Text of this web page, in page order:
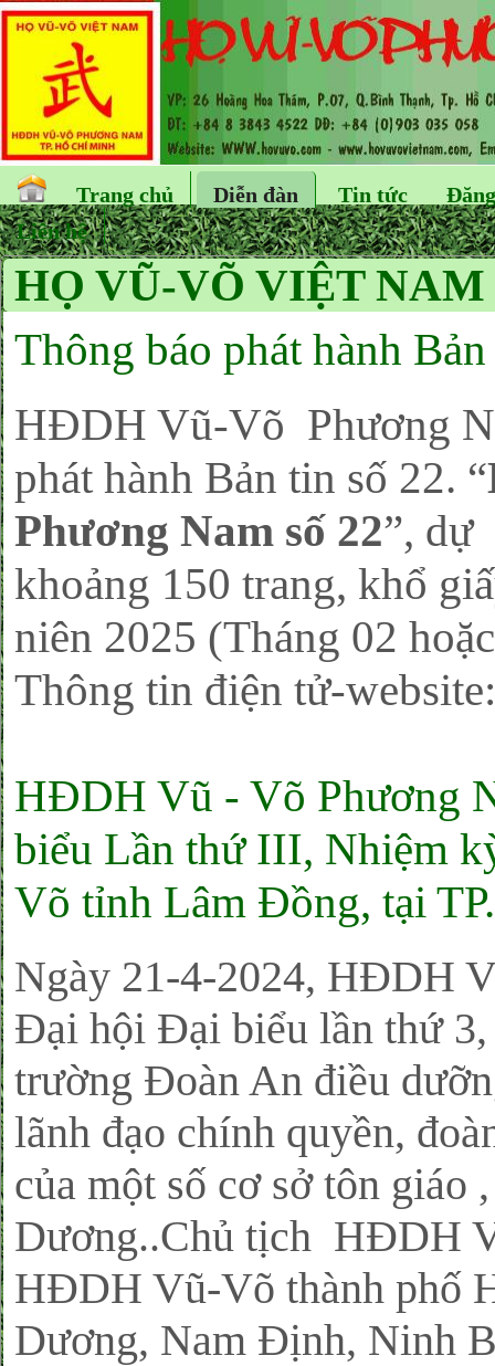
Trang chủ Diễn đàn Tin tức
Liên hệ
HỌ VŨ-VÕ VIỆT
Thông báo phát hành
HĐDH Vũ-Võ Phương
phát hành Bản tin số 22. “
Phương Nam số 22”, dự
khoảng 150 trang, khổ
niên 2025 (Tháng 02
Thông tin điện tử-
HĐDH Vũ - Võ Phương
biểu Lần thứ III, Nhiệm
Võ tỉnh Lâm Đồng, tại
Ngày 21-4-2024, HĐDH
Đại hội Đại biểu lần thứ
trường Đoàn An điều
lãnh đạo chính quyền,
của một số cơ sở tôn giáo
Dương..Chủ tịch HĐDH
HĐDH Vũ-Võ thành phố
Dương, Nam Định, Ninh